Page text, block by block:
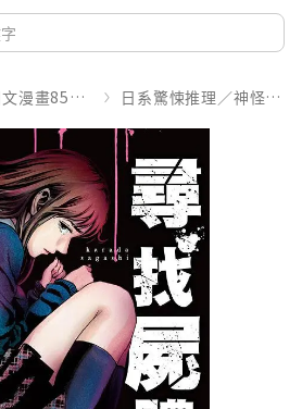
📌圖文漫畫85折起 日系驚悚推理／神怪靈異